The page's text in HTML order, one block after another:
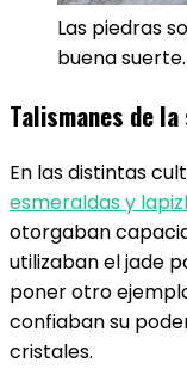
Las piedras
buena
Talismanes de
En las distintas
esmeraldas y
otorgaban
utilizaban el jade
poner otro
confiaban su
cristales.